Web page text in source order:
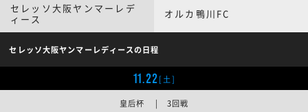
セレッソ大阪ヤンマーレデ
ィース
オルカ鴨川FC
セレッソ大阪ヤンマーレディースの日程
11.22[土]
皇后杯 | 3回戦